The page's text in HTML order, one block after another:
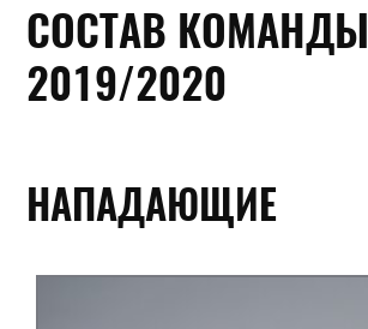
СОСТАВ КОМАНДЫ
2019/2020
НАПАДАЮЩИЕ